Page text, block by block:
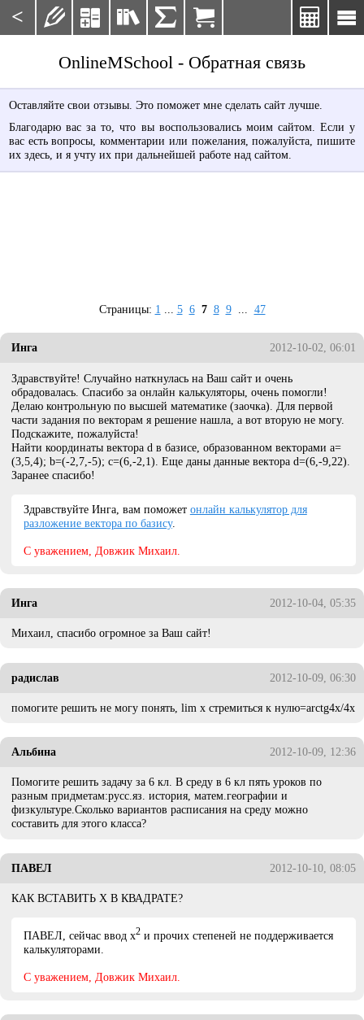
< 

    
OnlineMSchool - Обратная связь
Оставляйте свои отзывы. Это поможет мне сделать сайт лучше.
Благодарю вас за то, что вы воспользовались моим сайтом. Если у
вас есть вопросы, комментарии или пожелания, пожалуйста, пишите
их здесь, и я учту их при дальнейшей работе над сайтом.
Страницы: 1 ... 5 6 7 8 9... 47
Инга 2012-10-02, 06:01
Здравствуйте! Случайно наткнулась на Ваш сайт и очень
обрадовалась. Спасибо за онлайн калькуляторы, очень помогли!
Делаю контрольную по высшей математике (заочка). Для первой
части задания по векторам я решение нашла, а вот вторую не могу.
Подскажите, пожалуйста!
Найти координаты вектора d в базисе, образованном векторами a=
(3,5,4); b=(-2,7,-5); c=(6,-2,1). Еще даны данные вектора d=(6,-9,22).
Заранее спасибо!
Здравствуйте Инга, вам поможет онлайн калькулятор для
разложение вектора по базису.
C уважением, Довжик Михаил.
Инга 2012-10-04, 05:35
Михаил, спасибо огромное за Ваш сайт!
радислав 2012-10-09, 06:30
помогите решить не могу понять, lim х стремиться к нулю=arctg4x/4x
Альбина 2012-10-09, 12:36
Помогите решить задачу за 6 кл. В среду в 6 кл пять уроков по
разным придметам:русс.яз. история, матем.географии и
физкультуре.Сколько вариантов расписания на среду можно
составить для этого класса?
ПАВЕЛ 2012-10-10, 08:05
КАК ВСТАВИТЬ Х В КВАДРАТЕ?
ПАВЕЛ, сейчас ввод х2и прочих степеней не поддерживается
калькуляторами.
C уважением, Довжик Михаил.